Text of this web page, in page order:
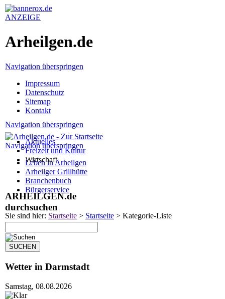
ANZEIGE
Arheilgen.de
Navigation überspringen
Impressum
Datenschutz
Sitemap
Kontakt
Navigation überspringen
Leben in Arheilgen
Arheilger Grillhütte
Branchenbuch
Bürgerservice
Sie sind hier: Startseite > Startseite > Kategorie-Liste
Navigation überspringen
Aktuelles
Freizeit und Kultur
Wirtschaft
ARHEILGEN.de
durchsuchen
Wetter in Darmstadt
Samstag, 08.08.2026